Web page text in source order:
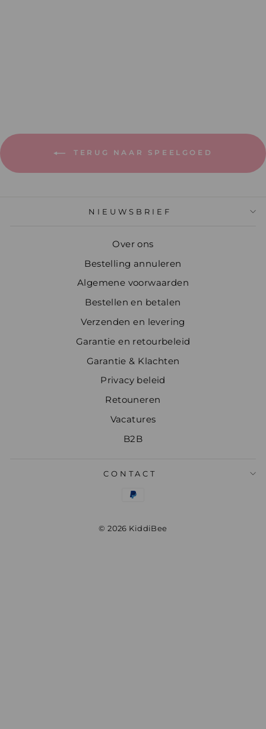
TERUG NAAR SPEELGOED
NIEUWSBRIEF
Over ons
Bestelling annuleren
Algemene voorwaarden
Bestellen en betalen
Verzenden en levering
Garantie en retourbeleid
Garantie & Klachten
Privacy beleid
Retouneren
Vacatures
B2B
CONTACT
© 2026 KiddiBee